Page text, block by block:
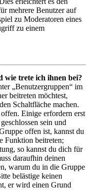
mehrere Benutzer auf
zu Moderatoren eines
zu einem
wie trete ich ihnen bei?
„Benutzergruppen“ im
beitreten möchtest,
Schaltfläche machen.
Einige erfordern erst
sein und
offen ist, kannst du
Funktion beitreten;
so kannst du dich für
daraufhin deinen
warum du in die Gruppe
belästige keinen
er wird einen Grund